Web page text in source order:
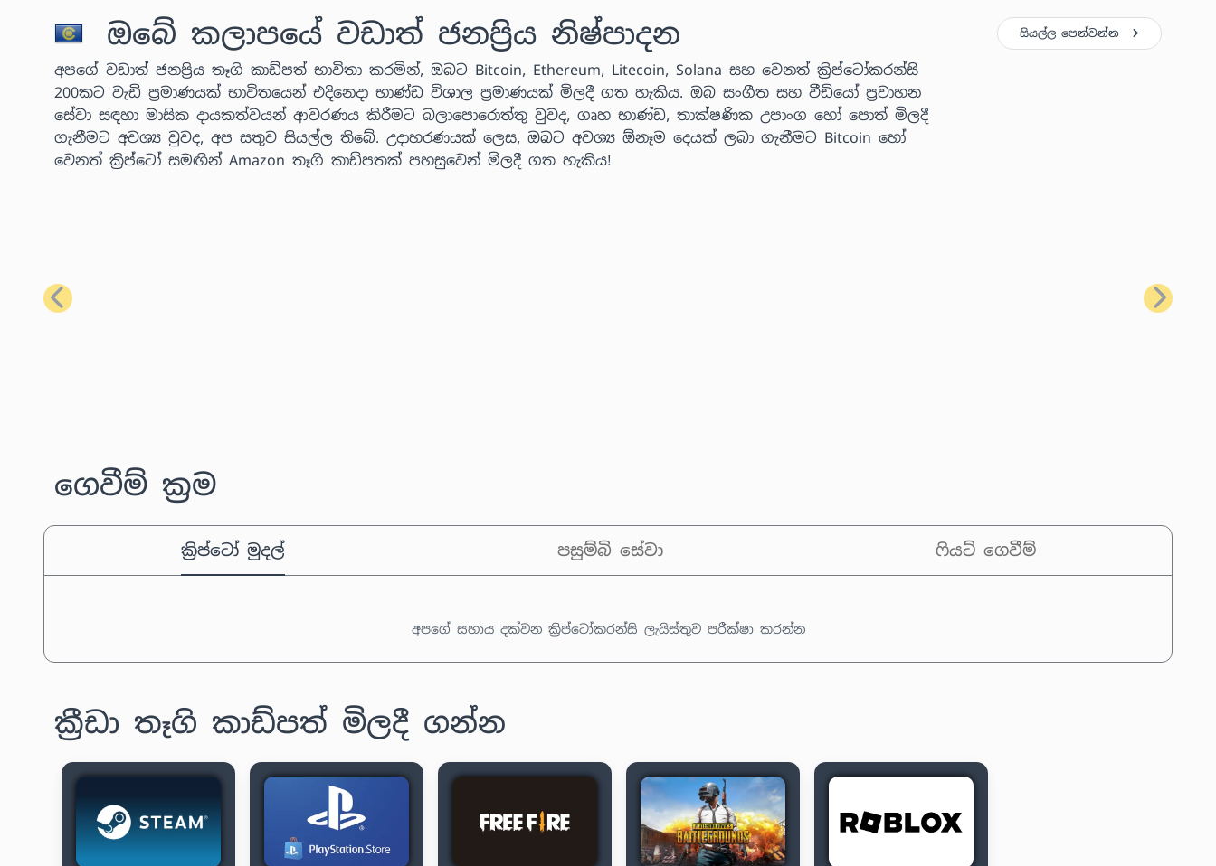
ඔබේ කලාපයේ වඩාත් ජනප්‍රිය නිෂ්පාදන
අපගේ වඩාත් ජනප්‍රිය තෑගි කාඩ්පත් භාවිතා කරමින්, ඔබට Bitcoin, Ethereum, Litecoin, Solana සහ වෙනත් ක්‍රිප්ටෝකරන්සි
200කට වැඩි ප්‍රමාණයක් භාවිතයෙන් එදිනෙදා භාණ්ඩ විශාල ප්‍රමාණයක් මිලදී ගත හැකිය. ඔබ සංගීත සහ වීඩියෝ ප්‍රවාහන
සේවා සඳහා මාසික දායකත්වයන් ආවරණය කිරීමට බලාපොරොත්තු වුවද, ගෘහ භාණ්ඩ, තාක්ෂණික උපාංග හෝ පොත් මිලදී
ගැනීමට අවශ්‍ය වුවද, අප සතුව සියල්ල තිබේ. උදාහරණයක් ලෙස, ඔබට අවශ්‍ය ඕනෑම දෙයක් ලබා ගැනීමට Bitcoin හෝ
වෙනත් ක්‍රිප්ටෝ සමඟින් Amazon තෑගි කාඩ්පතක් පහසුවෙන් මිලදී ගත හැකිය!
සියල්ල පෙන්වන්න
පෙර ඊළඟ
ගෙවීම් ක්‍රම
ක්‍රිප්ටෝ මුදල් පසුම්බි සේවා ෆියට් ගෙවීම්
අපගේ සහාය දක්වන ක්‍රිප්ටෝකරන්සි ලැයිස්තුව පරීක්ෂා කරන්න
ක්‍රීඩා තෑගි කාඩ්පත් මිලදී ගන්න